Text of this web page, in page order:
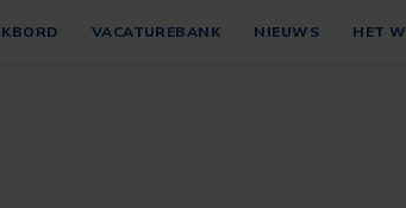
VACATUREBANK NIEUWS HET